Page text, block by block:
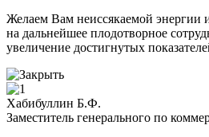
Желаем Вам неиссякаемой энергии
на дальнейшее плодотворное
увеличение достигнутых
Хабибуллин Б.Ф.
Заместитель генерального по